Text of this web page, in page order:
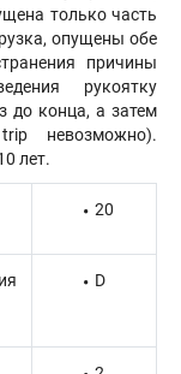
только часть
опущены обе
причины
рукоятку
до конца, а затем
невозможно).
лет.
20
D